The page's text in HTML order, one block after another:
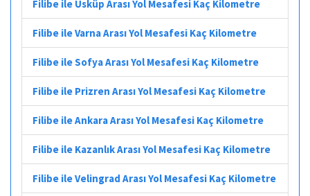
Filibe ile Üsküp Arası Yol Mesafesi Kaç Kilometre
Filibe ile Varna Arası Yol Mesafesi Kaç Kilometre
Filibe ile Sofya Arası Yol Mesafesi Kaç Kilometre
Filibe ile Prizren Arası Yol Mesafesi Kaç Kilometre
Filibe ile Ankara Arası Yol Mesafesi Kaç Kilometre
Filibe ile Kazanlık Arası Yol Mesafesi Kaç Kilometre
Filibe ile Velingrad Arası Yol Mesafesi Kaç Kilometre